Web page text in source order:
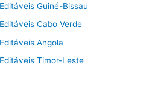
Guiné-Bissau
Cabo Verde
Angola
Timor-Leste